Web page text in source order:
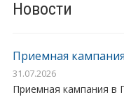
Новости
Приемная
31.07.2026
Приемная кампания в